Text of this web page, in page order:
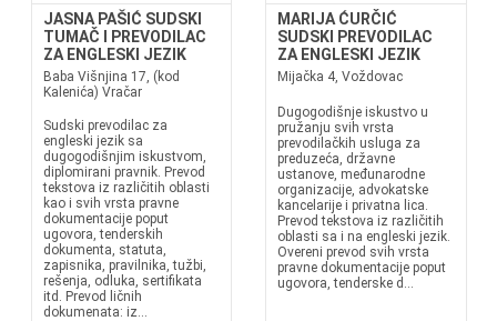
JASNA PAŠIĆ SUDSKI
TUMAČ I PREVODILAC
ZA ENGLESKI JEZIK
Baba Višnjina 17, (kod
Kalenića) Vračar
Sudski prevodilac za
engleski jezik sa
dugogodišnjim iskustvom,
diplomirani pravnik. Prevod
tekstova iz različitih oblasti
kao i svih vrsta pravne
dokumentacije poput
ugovora, tenderskih
dokumenta, statuta,
zapisnika, pravilnika, tužbi,
rešenja, odluka, sertifikata
itd. Prevod ličnih
dokumenata: iz...
MARIJA ĆURČIĆ
SUDSKI PREVODILAC
ZA ENGLESKI JEZIK
Mijačka 4, Voždovac
Dugogodišnje iskustvo u
pružanju svih vrsta
prevodilačkih usluga za
preduzeća, državne
ustanove, međunarodne
organizacije, advokatske
kancelarije i privatna lica.
Prevod tekstova iz različitih
oblasti sa i na engleski jezik.
Overeni prevod svih vrsta
pravne dokumentacije poput
ugovora, tenderske d...